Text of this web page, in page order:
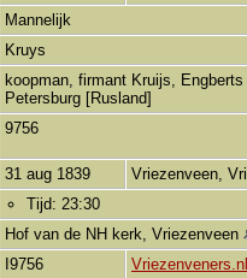
Mannelijk
Kruys
koopman, firmant Kruijs, Engberts
Petersburg [Rusland]
9756
31 aug 1839 Vriezenveen,
Tijd: 23:30
Hof van de NH kerk, Vriezenveen
I9756 Vriezenveners.nl